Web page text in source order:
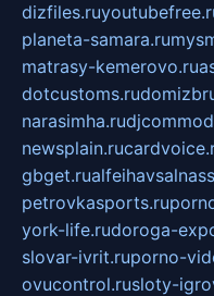
dizfiles.ru
planeta-samara.ru
matrasy-kemerovo.ru
dotcustoms.ru
narasimha.ru
newsplain.ru
gbget.ru
petrovkasports.ru
york-life.rudoroga-
slovar-ivrit.ruporno-
ovucontrol.rusloty-